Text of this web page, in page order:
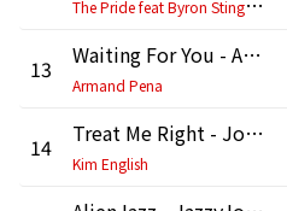
13 Waiting For You - Armand Pena's Piano Dub
Armand Pena
14 Treat Me Right - Jon Cutler Instrumental
Kim English